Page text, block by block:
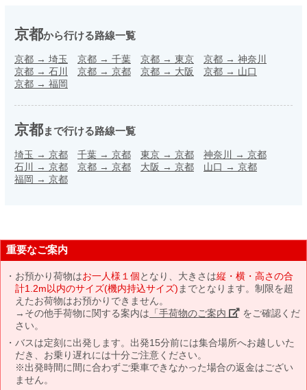
京都から行ける路線一覧
京都 → 埼玉 京都 → 千葉 京都 → 東京 京都 → 神奈川
京都 → 石川 京都 → 京都 京都 → 大阪 京都 → 山口
京都 → 福岡
京都まで行ける路線一覧
埼玉 → 京都 千葉 → 京都 東京 → 京都 神奈川 → 京都
石川 → 京都 京都 → 京都 大阪 → 京都 山口 → 京都
福岡 → 京都
重要なご案内
お預かり荷物はお一人様１個となり、大きさは縦・横・高さの合
計1.2m以内のサイズ(機内持込サイズ) までとなります。制限を超
えたお荷物はお預かりできません。
→その他手荷物に関する案内は 「手荷物のご案内」 をご確認くだ
さい。
バスは定刻に出発します。出発15分前には集合場所へお越しいた
だき、お乗り遅れには十分ご注意ください。
※出発時間に間に合わずご乗車できなかった場合の返金はござい
ません。